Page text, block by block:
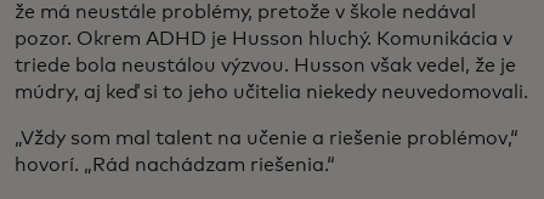
že má neustále problémy, pretože v škole nedával
pozor. Okrem ADHD je Husson hluchý. Komunikácia v
triede bola neustálou výzvou. Husson však vedel, že je
múdry, aj keď si to jeho učitelia niekedy neuvedomovali.
„Vždy som mal talent na učenie a riešenie problémov,“
hovorí. „Rád nachádzam riešenia.“